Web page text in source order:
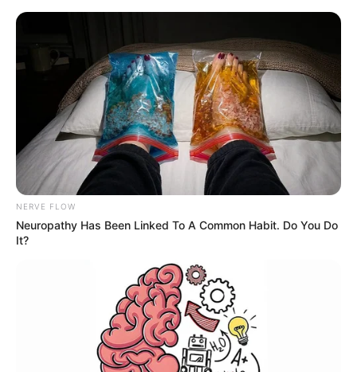
NERVE FLOW
Neuropathy Has Been Linked To A Common Habit. Do You Do
It?